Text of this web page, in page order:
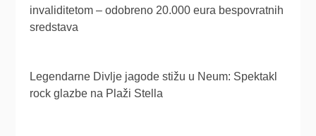
invaliditetom – odobreno 20.000 eura bespovratnih
sredstava
Legendarne Divlje jagode stižu u Neum: Spektakl
rock glazbe na Plaži Stella